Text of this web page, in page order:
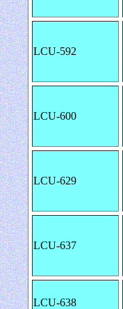
LCU-592
LCU-600
LCU-629
LCU-637
LCU-638